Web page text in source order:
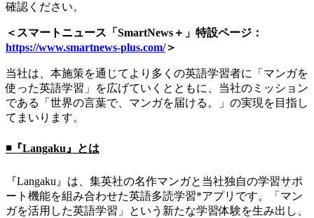
確認ください。
＜スマートニュース「SmartNews＋」特設ページ：
https://www.smartnews-plus.com/＞
当社は、本施策を通じてより多くの英語学習者に「マンガを
使った英語学習」を広げていくとともに、当社のミッション
である「世界の言葉で、マンガを届ける。」の実現を目指し
てまいります。
◾️『Langaku』とは
『Langaku』は、集英社の名作マンガと当社独自の学習サポ
ート機能を組み合わせた英語多読学習*アプリです。「マン
ガを活用した英語学習」という新たな学習体験を生み出し、